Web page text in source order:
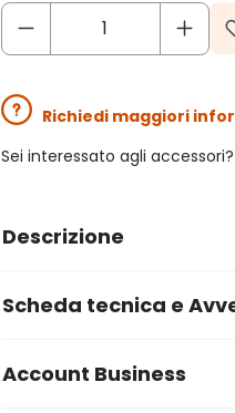
Richiedi maggiori
Sei interessato agli accessori?
Descrizione
Scheda tecnica e
Account Business